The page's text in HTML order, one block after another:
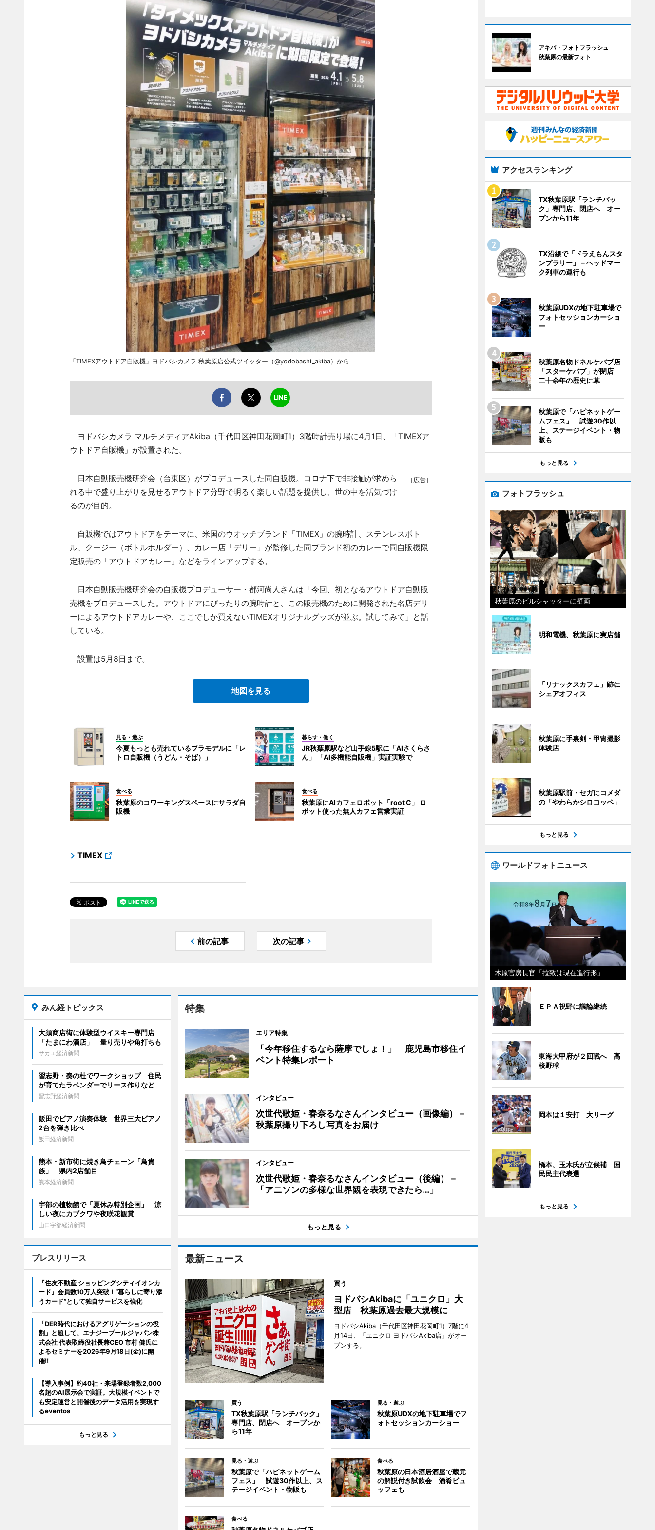
「TIMEXアウトドア自販機」ヨドバシカメラ 秋葉原店公式ツイッター（@yodobashi_akiba）から
ヨドバシカメラ マルチメディアAkiba（千代田区神田花岡町1）3階時計売り場に4月1日、「TIMEXア
ウトドア自販機」が設置された。
［広告］
日本自動販売機研究会（台東区）がプロデュースした同自販機。コロナ下で非接触が求めら
れる中で盛り上がりを見せるアウトドア分野で明るく楽しい話題を提供し、世の中を活気づけ
るのが目的。
自販機ではアウトドアをテーマに、米国のウオッチブランド「TIMEX」の腕時計、ステンレスボト
ル、クージー（ボトルホルダー）、カレー店「デリー」が監修した同ブランド初のカレーで同自販機限
定販売の「アウトドアカレー」などをラインアップする。
日本自動販売機研究会の自販機プロデューサー・都河尚人さんは「今回、初となるアウトドア自動販
売機をプロデュースした。アウトドアにぴったりの腕時計と、この販売機のために開発された名店デリ
ーによるアウトドアカレーや、ここでしか買えないTIMEXオリジナルグッズが並ぶ。試してみて」と話
している。
設置は5月8日まで。
地図を見る
見る・遊ぶ
今夏もっとも売れているプラモデルに「レ
トロ自販機（うどん・そば）」
暮らす・働く
JR秋葉原駅など山手線5駅に「AIさくらさ
ん」 「AI多機能自販機」実証実験で
食べる
秋葉原のコワーキングスペースにサラダ自
販機
食べる
秋葉原にAIカフェロボット「root C」 ロ
ボット使った無人カフェ営業実証
TIMEX
前の記事 次の記事
特集
エリア特集
「今年移住するなら薩摩でしょ！」 鹿児島市移住イ
ベント特集レポート
インタビュー
次世代歌姫・春奈るなさんインタビュー（画像編）－
秋葉原撮り下ろし写真をお届け
インタビュー
次世代歌姫・春奈るなさんインタビュー（後編）－
「アニソンの多様な世界観を表現できたら…」
もっと見る
最新ニュース
買う
ヨドバシAkibaに「ユニクロ」大
型店 秋葉原過去最大規模に
ヨドバシAkiba（千代田区神田花岡町1）7階に4
月14日、「ユニクロ ヨドバシAkiba店」がオー
プンする。
買う
TX秋葉原駅「ランチパック」
専門店、閉店へ オープンか
ら11年
見る・遊ぶ
秋葉原UDXの地下駐車場でフ
ォトセッションカーショー
見る・遊ぶ
秋葉原で「ハピネットゲーム
フェス」 試遊30作以上、ス
テージイベント・物販も
食べる
秋葉原の日本酒居酒屋で蔵元
の解説付き試飲会 酒肴ビュ
ッフェも
食べる
みん経トピックス
大須商店街に体験型ウイスキー専門店
「たまにわ酒店」 量り売りや角打ちも
サカエ経済新聞
習志野・奏の杜でワークショップ 住民
が育てたラベンダーでリース作りなど
習志野経済新聞
飯田でピアノ演奏体験 世界三大ピアノ
2台を弾き比べ
飯田経済新聞
熊本・新市街に焼き鳥チェーン「鳥貴
族」 県内2店舗目
熊本経済新聞
宇部の植物館で「夏休み特別企画」 涼
しい夜にカブクワや夜咲花観賞
山口宇部経済新聞
プレスリリース
『住友不動産 ショッピングシティイオンカ
ード』会員数10万人突破！“暮らしに寄り添
うカード”として独自サービスを強化
「DER時代におけるアグリゲーションの役
割」と題して、エナジープールジャパン株
式会社 代表取締役社長兼CEO 市村 健氏に
よるセミナーを2026年9月18日(金)に開
催!!
【導入事例】約40社・来場登録者数2,000
名超のAI展示会で実証。大規模イベントで
も安定運営と開催後のデータ活用を実現す
るeventos
もっと見る
アキバ・フォトフラッシュ
秋葉原の最新フォト
アクセスランキング
TX秋葉原駅「ランチパッ
ク」専門店、閉店へ オー
プンから11年
TX沿線で「ドラえもんスタ
ンプラリー」－ヘッドマー
ク列車の運行も
秋葉原UDXの地下駐車場で
フォトセッションカーショ
ー
秋葉原名物ドネルケバブ店
「スターケバブ」が閉店
二十余年の歴史に幕
秋葉原で「ハピネットゲー
ムフェス」 試遊30作以
上、ステージイベント・物
販も
もっと見る
フォトフラッシュ
秋葉原のビルシャッターに壁画
明和電機、秋葉原に実店舗
「リナックスカフェ」跡に
シェアオフィス
秋葉原に手裏剣・甲冑撮影
体験店
秋葉原駅前・セガにコメダ
の「やわらかシロコッペ」
もっと見る
ワールドフォトニュース
木原官房長官「拉致は現在進行形」
ＥＰＡ視野に議論継続
東海大甲府が２回戦へ 高
校野球
岡本は１安打 大リーグ
橋本、玉木氏が立候補 国
民民主代表選
もっと見る